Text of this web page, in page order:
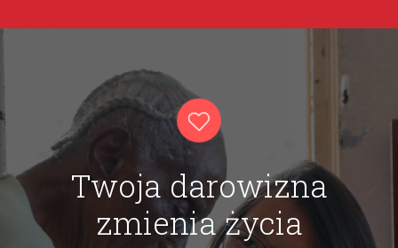
Twoja darowizna
zmienia życia